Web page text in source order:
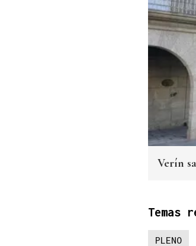
Verín
Temas
PLENO